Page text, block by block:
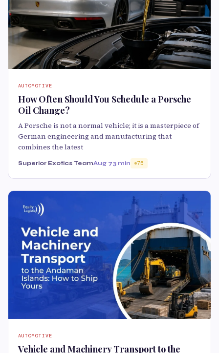
AUTOMOTIVE
How Often Should You Schedule a Porsche
Oil Change?
A Porsche is not a normal vehicle; it is a masterpiece of
German engineering and manufacturing that
combines the latest
Superior Exotics TeamAug 73 min 75
AUTOMOTIVE
Vehicle and Machinery Transport to the